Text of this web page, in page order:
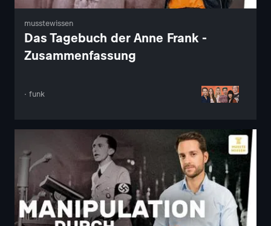
musstewissen
Das Tagebuch der Anne Frank -
Zusammenfassung
· funk